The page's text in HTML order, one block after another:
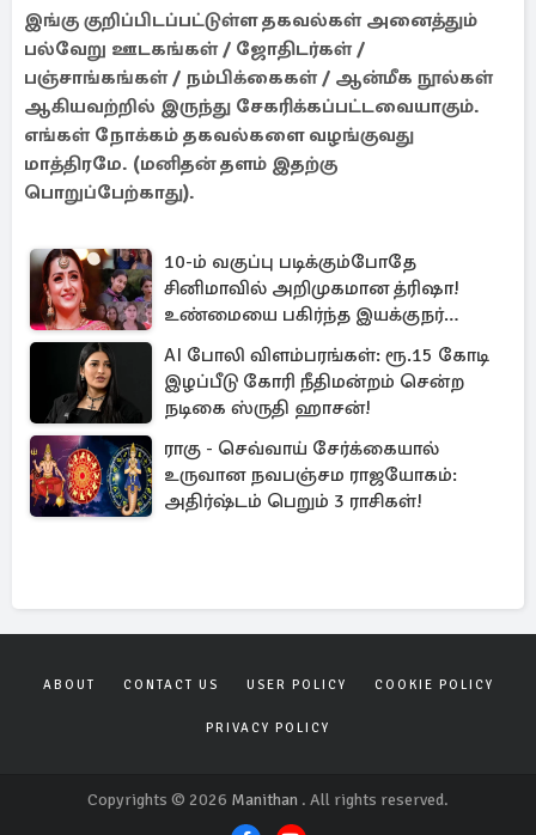
இங்கு குறிப்பிடப்பட்டுள்ள தகவல்கள் அனைத்தும்
பல்வேறு ஊடகங்கள் / ஜோதிடர்கள் /
பஞ்சாங்கங்கள் / நம்பிக்கைகள் / ஆன்மீக நூல்கள்
ஆகியவற்றில் இருந்து சேகரிக்கப்பட்டவையாகும்.
எங்கள் நோக்கம் தகவல்களை வழங்குவது
மாத்திரமே. (மனிதன் தளம் இதற்கு
பொறுப்பேற்காது).
10-ம் வகுப்பு படிக்கும்போதே
சினிமாவில் அறிமுகமான த்ரிஷா!
உண்மையை பகிர்ந்த இயக்குநர்
பிரவீன் காந்தி
AI போலி விளம்பரங்கள்: ரூ.15 கோடி
இழப்பீடு கோரி நீதிமன்றம் சென்ற
நடிகை ஸ்ருதி ஹாசன்!
ராகு - செவ்வாய் சேர்க்கையால்
உருவான நவபஞ்சம ராஜயோகம்:
அதிர்ஷ்டம் பெறும் 3 ராசிகள்!
ABOUT CONTACT US USER POLICY COOKIE POLICY
PRIVACY POLICY
Copyrights © 2026 Manithan . All rights reserved.